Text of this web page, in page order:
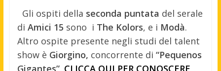
Gli ospiti della seconda puntata del serale
di Amici 15 sono i The Kolors, e i Modà.
Altro ospite presente negli studi del talent
show è Giorgino, concorrente di “Pequenos